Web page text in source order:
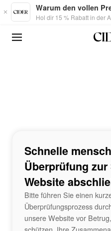
Skip to main content
Warum den vollen
Hol dir 15 % Rabatt in der
Schnelle
Überprüfung
Website
Bitte führen Sie einen
Überprüfungsprozess
unsere Website vor